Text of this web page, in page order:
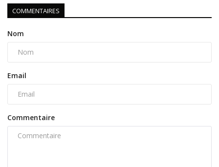
COMMENTAIRES
Nom
Email
Commentaire